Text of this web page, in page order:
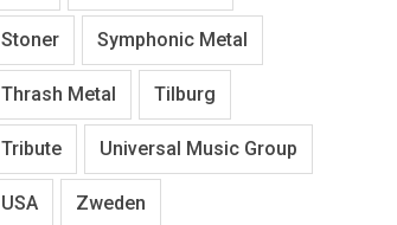
Stoner Symphonic Metal
Thrash Metal Tilburg
Tribute Universal Music Group
USA Zweden